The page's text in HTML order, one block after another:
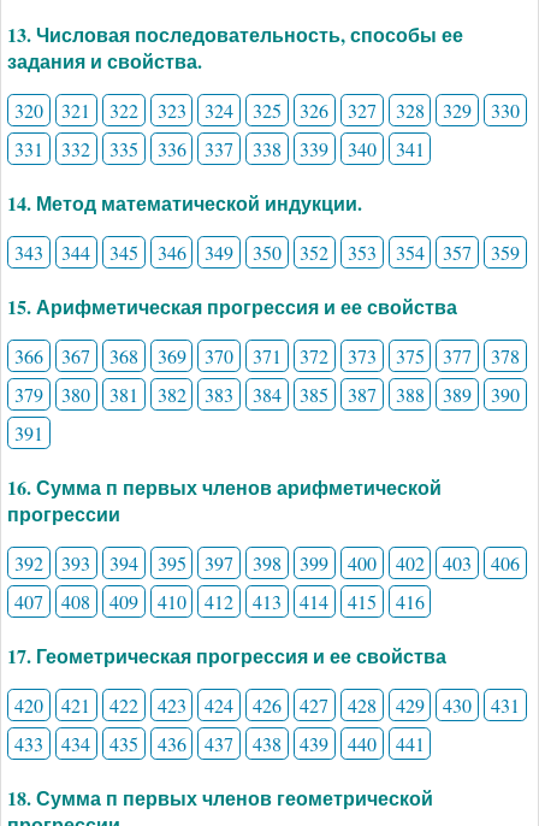
13. Числовая последовательность, способы ее
задания и свойства.
320 321 322 323 324 325 326 327 328 329
330
331
332 335 336 337 338 339 340 341
14. Метод математической индукции.
343 344 345 346 349 350 352 353 354 357 359
15. Арифметическая прогрессия и ее свойства
366 367 368 369 370 371 372 373 375 377
378
379
380 381 382 383 384 385 387 388 389
390
391
16. Сумма п первых членов арифметической
прогрессии
392 393 394 395 397 398 399 400 402 403
406
407
408 409 410 412 413 414 415 416
17. Геометрическая прогрессия и ее свойства
420 421 422 423 424 426 427 428 429 430
431
433
434 435 436 437 438 439 440 441
18. Сумма п первых членов геометрической